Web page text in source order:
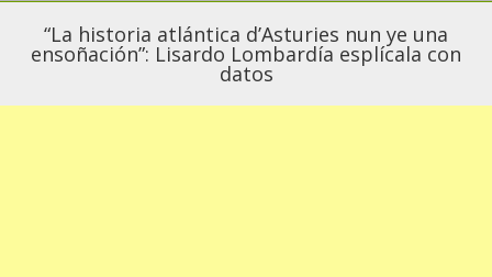
“La historia atlántica d’Asturies nun ye una
ensoñación”: Lisardo Lombardía esplícala con
datos